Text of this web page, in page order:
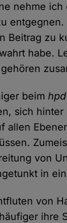
nehme
Beitrag zu
habe.
beimhpd
sich
allen
von
in
von
ihre